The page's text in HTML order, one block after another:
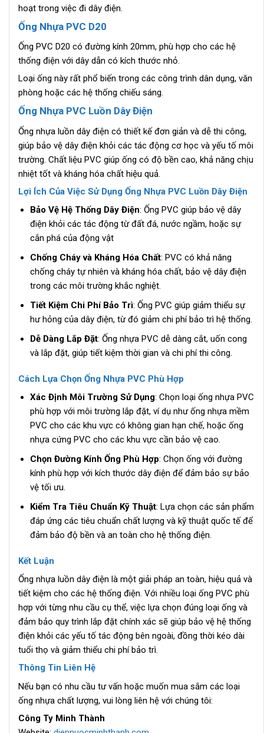
hoạt trong việc đi dây điện.
Ống Nhựa PVC D20
Ống PVC D20 có đường kính 20mm, phù hợp cho các hệ
thống điện với dây dẫn có kích thước nhỏ.
Loại ống này rất phổ biến trong các công trình dân dụng, văn
phòng hoặc các hệ thống chiếu sáng.
Ống Nhựa PVC Luồn Dây Điện
Ống nhựa luồn dây điện có thiết kế đơn giản và dễ thi công,
giúp bảo vệ dây điện khỏi các tác động cơ học và yếu tố môi
trường. Chất liệu PVC giúp ống có độ bền cao, khả năng chịu
nhiệt tốt và kháng hóa chất hiệu quả.
Lợi Ích Của Việc Sử Dụng Ống Nhựa PVC Luồn Dây Điện
Bảo Vệ Hệ Thống Dây Điện: Ống PVC giúp bảo vệ dây
điện khỏi các tác động từ đất đá, nước ngầm, hoặc sự
cắn phá của động vật
Chống Cháy và Kháng Hóa Chất: PVC có khả năng
chống cháy tự nhiên và kháng hóa chất, bảo vệ dây điện
trong các môi trường khắc nghiệt.
Tiết Kiệm Chi Phí Bảo Trì: Ống PVC giúp giảm thiểu sự
hư hỏng của dây điện, từ đó giảm chi phí bảo trì hệ thống.
Dễ Dàng Lắp Đặt: Ống nhựa PVC dễ dàng cắt, uốn cong
và lắp đặt, giúp tiết kiệm thời gian và chi phí thi công.
Cách Lựa Chọn Ống Nhựa PVC Phù Hợp
Xác Định Môi Trường Sử Dụng: Chọn loại ống nhựa PVC
phù hợp với môi trường lắp đặt, ví dụ như ống nhựa mềm
PVC cho các khu vực có không gian hạn chế, hoặc ống
nhựa cứng PVC cho các khu vực cần bảo vệ cao.
Chọn Đường Kính Ống Phù Hợp: Chọn ống với đường
kính phù hợp với kích thước dây điện để đảm bảo sự bảo
vệ tối ưu.
Kiểm Tra Tiêu Chuẩn Kỹ Thuật: Lựa chọn các sản phẩm
đáp ứng các tiêu chuẩn chất lượng và kỹ thuật quốc tế để
đảm bảo độ bền và an toàn cho hệ thống điện.
Kết Luận
Ống nhựa luồn dây điện là một giải pháp an toàn, hiệu quả và
tiết kiệm cho các hệ thống điện. Với nhiều loại ống PVC phù
hợp với từng nhu cầu cụ thể, việc lựa chọn đúng loại ống và
đảm bảo quy trình lắp đặt chính xác sẽ giúp bảo vệ hệ thống
điện khỏi các yếu tố tác động bên ngoài, đồng thời kéo dài
tuổi thọ và giảm thiểu chi phí bảo trì.
Thông Tin Liên Hệ
Nếu bạn có nhu cầu tư vấn hoặc muốn mua sắm các loại
ống nhựa chất lượng, vui lòng liên hệ với chúng tôi:
Công Ty Minh Thành